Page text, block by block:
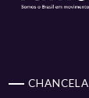
CHANCELA